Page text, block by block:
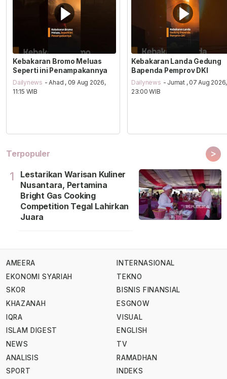
Kebakaran Bromo Meluas
Seperti ini Penampakannya
Dailynews - Ahad , 09 Aug 2026,
11:15 WIB
Kebakaran Landa Gedung
Bapenda Pemprov DKI
Dailynews - Jumat , 07 Aug 2026,
23:00 WIB
Terpopuler >
1
Lestarikan Warisan Kuliner
Nusantara, Pertamina
Bright Gas Cooking
Competition Tegal Lahirkan
Juara
AMEERA
EKONOMI SYARIAH
SKOR
KHAZANAH
IQRA
ISLAM DIGEST
NEWS
ANALISIS
SPORT
INTERNASIONAL
TEKNO
BISNIS FINANSIAL
ESGNOW
VISUAL
ENGLISH
TV
RAMADHAN
INDEKS